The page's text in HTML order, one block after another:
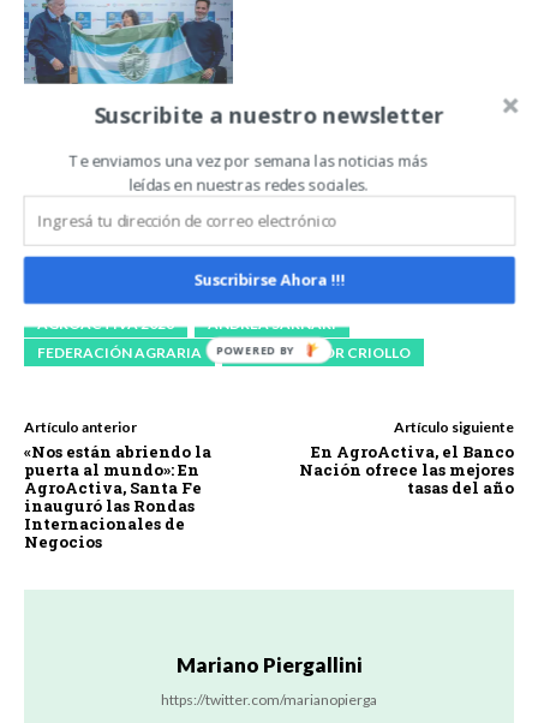
Banco Nación
reconocido por
su apoyo al
campo argentino
AGROACTIVA 2026
ANDREA SARNARI
FEDERACIÓN AGRARIA
PREMIO VALOR CRIOLLO
Artículo anterior
«Nos están abriendo la
puerta al mundo»: En
AgroActiva, Santa Fe
inauguró las Rondas
Internacionales de
Negocios
Artículo siguiente
En AgroActiva, el Banco
Nación ofrece las mejores
tasas del año
Mariano Piergallini
https://twitter.com/marianopierga
Suscribite a nuestro newsletter
Te enviamos una vez por semana las noticias más
leídas en nuestras redes sociales.
Suscribirse Ahora !!!